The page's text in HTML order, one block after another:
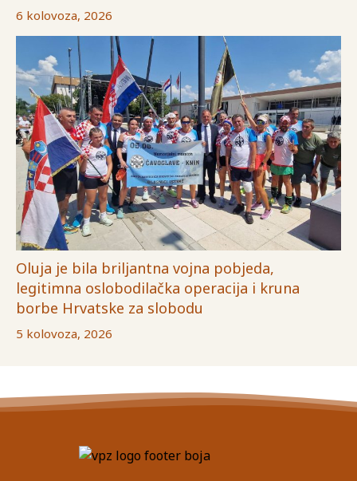
6 kolovoza, 2026
Oluja je bila briljantna vojna pobjeda,
legitimna oslobodilačka operacija i kruna
borbe Hrvatske za slobodu
5 kolovoza, 2026